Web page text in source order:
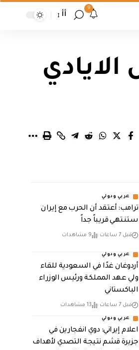
9
أأ
عربي ودولي
‏ترامب: أعتقد أن الحرب مع إيران
ستنتهي قريباً جداً
قبل 7 ساعات 9 مشاهدات
عربي ودولي
أردوغان غدًا في السعودية للقاء
ولي عهد المملكة ورئيس الوزراء
الباكستاني
قبل 7 ساعات 13 مشاهدات
عربي ودولي
اعلام إيراني: دوي انفجارين في
جزيرة قشم نتيجة التصدي لأهداف